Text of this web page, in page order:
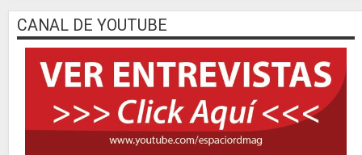
CANAL DE YOUTUBE